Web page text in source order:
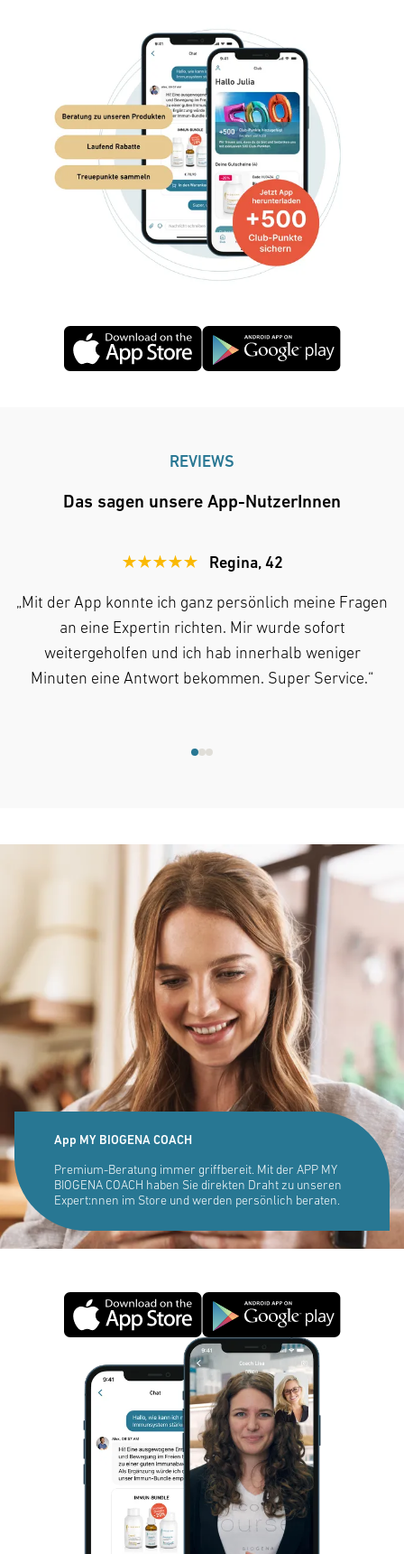
REVIEWS
Das sagen unsere App-NutzerInnen
5 Sterne von 5Regina, 42
„Mit der App konnte ich ganz persönlich meine Fragen
an eine Expertin richten. Mir wurde sofort
weitergeholfen und ich hab innerhalb weniger
Minuten eine Antwort bekommen. Super Service.“
App MY BIOGENA COACH
Premium-Beratung immer griffbereit. Mit der APP MY
BIOGENA COACH haben Sie direkten Draht zu unseren
Expert:nnen im Store und werden persönlich beraten.